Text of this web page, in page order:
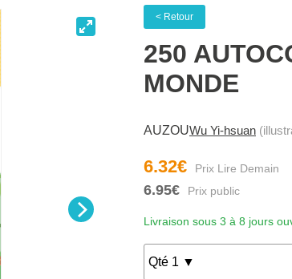
< Retour
250
MONDE
AUZOUWu Yi-hsuan
6.32€
6.95€
Livraison sous 3 à 8 jours